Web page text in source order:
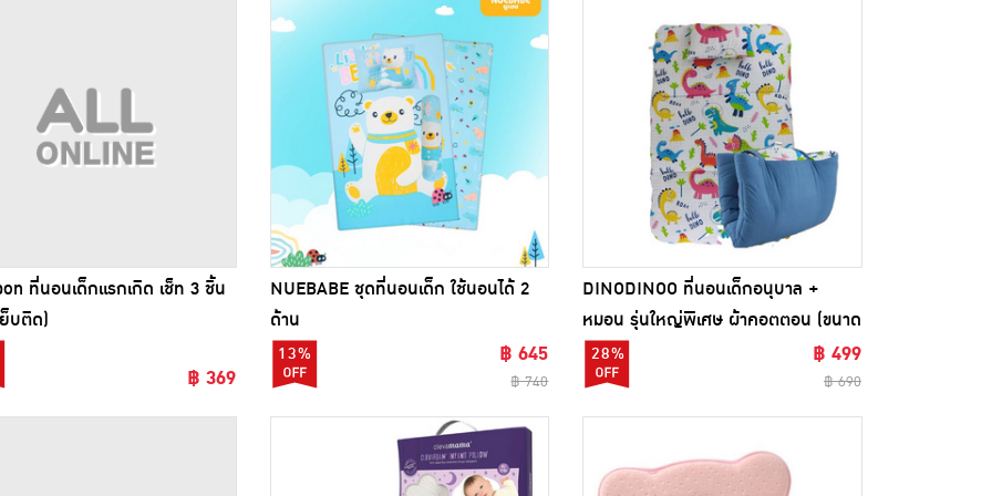
ที่นอนเด็กแรกเกิด เช็ท 3 ชิ้น
บติด)
฿ 369
NUEBABE ชุดที่นอนเด็ก ใช้นอนได้ 2
ด้าน
13% ฿ 645
฿ 740
DINODINOO ที่นอนเด็กอนุบาล +
หมอน รุ่นใหญ่พิเศษ ผ้าคอตตอน (ขนาด
85X130x5 cm) มีคลิปล็อค
28% ฿ 499
฿ 690